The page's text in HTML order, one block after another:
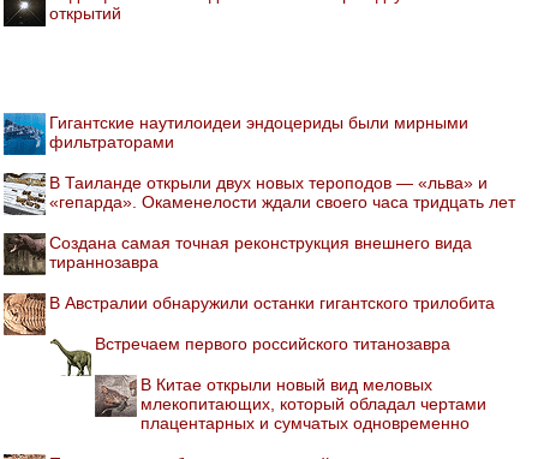
открытий
Гигантские наутилоидеи эндоцериды были мирными
фильтраторами
В Таиланде открыли двух новых тероподов — «льва» и
«гепарда». Окаменелости ждали своего часа тридцать лет
Создана самая точная реконструкция внешнего вида
тираннозавра
В Австралии обнаружили останки гигантского трилобита
Встречаем первого российского титанозавра
В Китае открыли новый вид меловых
млекопитающих, который обладал чертами
плацентарных и сумчатых одновременно